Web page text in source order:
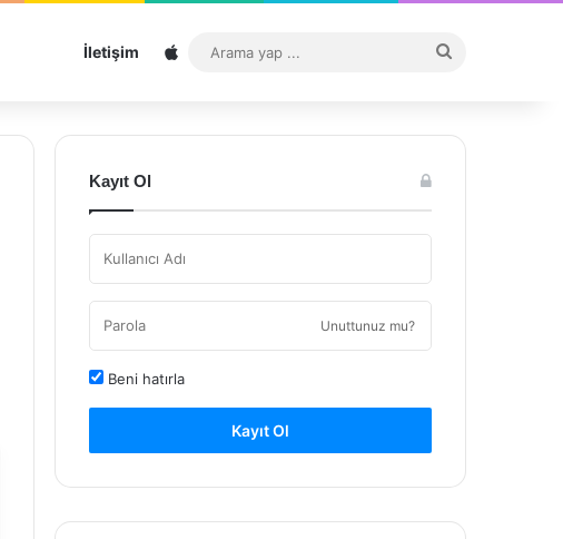
İletişim Sitemap
...
Kayıt Ol
Unuttunuz mu?
Beni hatırla
Kayıt Ol